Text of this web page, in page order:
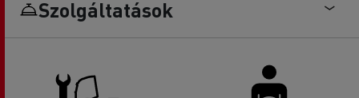
Szolgáltatások